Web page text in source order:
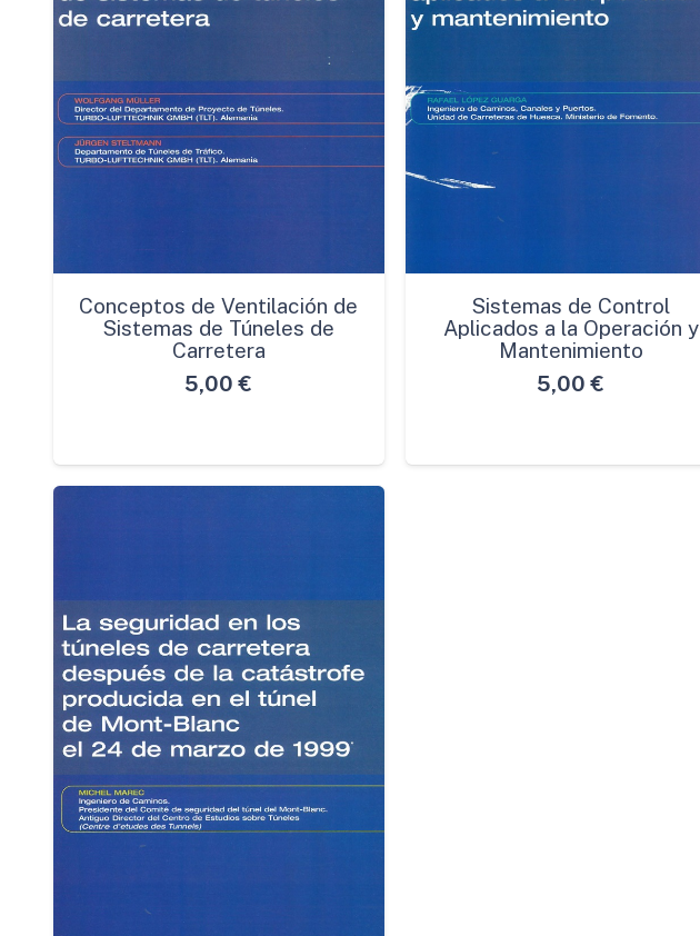
Conceptos de Ventilación de
Sistemas de Túneles de
Carretera
5,00 €
Sistemas de Control
Aplicados a la Operación y
Mantenimiento
5,00 €